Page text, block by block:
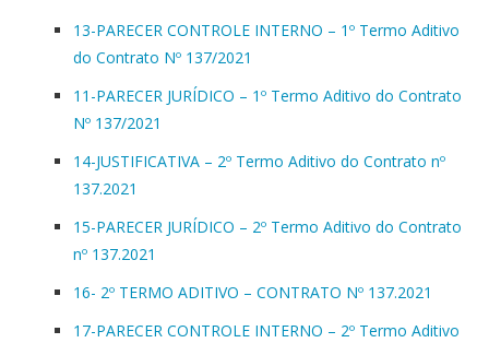
13-PARECER CONTROLE INTERNO – 1º Termo Aditivo
do Contrato Nº 137/2021
11-PARECER JURÍDICO – 1º Termo Aditivo do Contrato
Nº 137/2021
14-JUSTIFICATIVA – 2º Termo Aditivo do Contrato nº
137.2021
15-PARECER JURÍDICO – 2º Termo Aditivo do Contrato
nº 137.2021
16- 2º TERMO ADITIVO – CONTRATO Nº 137.2021
17-PARECER CONTROLE INTERNO – 2º Termo Aditivo